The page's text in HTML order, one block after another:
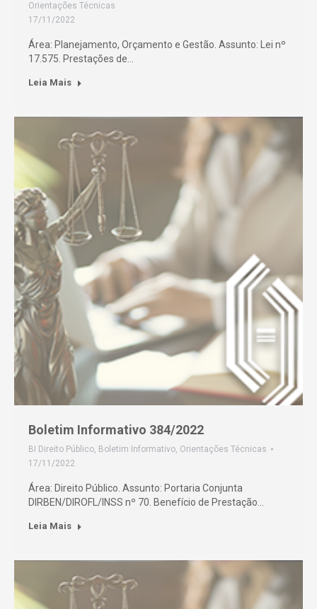
Orientações Técnicas
17/11/2022
Área: Planejamento, Orçamento e Gestão. Assunto: Lei nº
17.575. Prestações de…
Leia Mais
Boletim Informativo 384/2022
BI Direito Público, Boletim Informativo, Orientações Técnicas
17/11/2022
Área: Direito Público. Assunto: Portaria Conjunta
DIRBEN/DIROFL/INSS nº 70. Benefício de Prestação…
Leia Mais